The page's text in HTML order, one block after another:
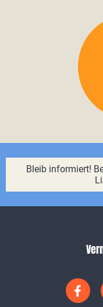
Bleib informiert!